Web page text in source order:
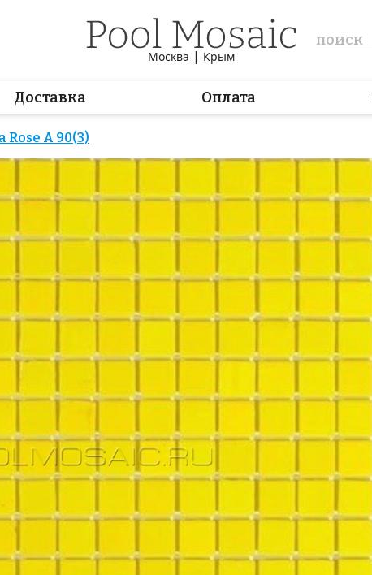
Москва | Крым
Доставка Оплата
Rose A 90(3)